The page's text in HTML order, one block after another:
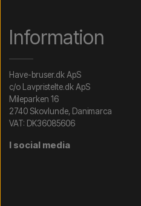
Information
Have-bruser.dk ApS
c/o Lavpristelte.dk ApS
Mileparken 16
2740 Skovlunde, Danimarca
VAT: DK36085606
I social media